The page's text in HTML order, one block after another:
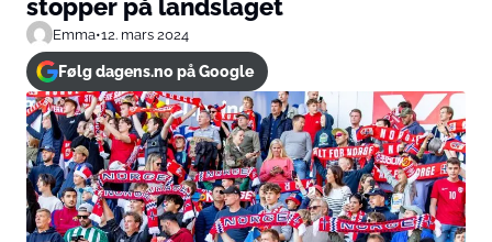
stopper på landslaget
Emma•12. mars 2024
Følg dagens.no på Google